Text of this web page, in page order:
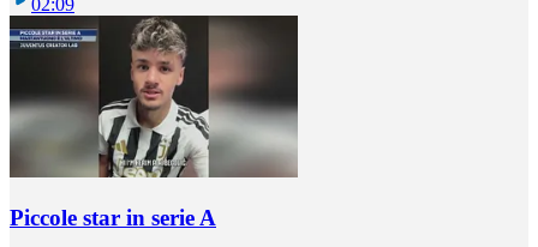
02:09
Piccole star in serie A